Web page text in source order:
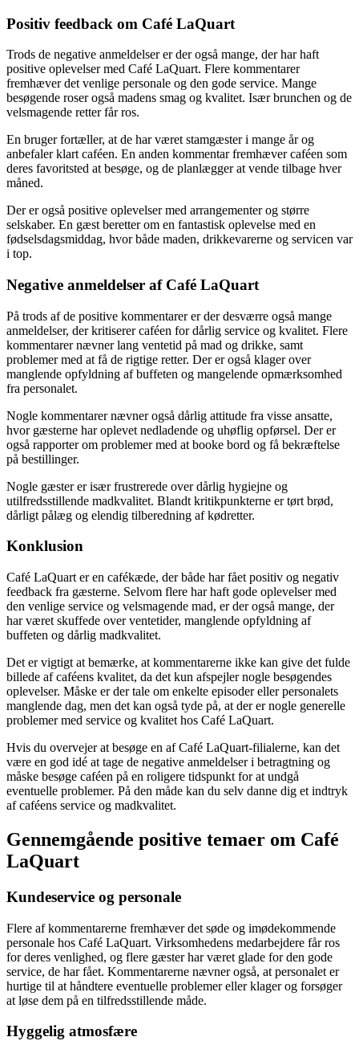
Positiv feedback om Café LaQuart
Trods de negative anmeldelser er der også mange, der har haft
positive oplevelser med Café LaQuart. Flere kommentarer
fremhæver det venlige personale og den gode service. Mange
besøgende roser også madens smag og kvalitet. Især brunchen og de
velsmagende retter får ros.
En bruger fortæller, at de har været stamgæster i mange år og
anbefaler klart caféen. En anden kommentar fremhæver caféen som
deres favoritsted at besøge, og de planlægger at vende tilbage hver
måned.
Der er også positive oplevelser med arrangementer og større
selskaber. En gæst beretter om en fantastisk oplevelse med en
fødselsdagsmiddag, hvor både maden, drikkevarerne og servicen var
i top.
Negative anmeldelser af Café LaQuart
På trods af de positive kommentarer er der desværre også mange
anmeldelser, der kritiserer caféen for dårlig service og kvalitet. Flere
kommentarer nævner lang ventetid på mad og drikke, samt
problemer med at få de rigtige retter. Der er også klager over
manglende opfyldning af buffeten og mangelende opmærksomhed
fra personalet.
Nogle kommentarer nævner også dårlig attitude fra visse ansatte,
hvor gæsterne har oplevet nedladende og uhøflig opførsel. Der er
også rapporter om problemer med at booke bord og få bekræftelse
på bestillinger.
Nogle gæster er især frustrerede over dårlig hygiejne og
utilfredsstillende madkvalitet. Blandt kritikpunkterne er tørt brød,
dårligt pålæg og elendig tilberedning af kødretter.
Konklusion
Café LaQuart er en cafékæde, der både har fået positiv og negativ
feedback fra gæsterne. Selvom flere har haft gode oplevelser med
den venlige service og velsmagende mad, er der også mange, der
har været skuffede over ventetider, manglende opfyldning af
buffeten og dårlig madkvalitet.
Det er vigtigt at bemærke, at kommentarerne ikke kan give det fulde
billede af caféens kvalitet, da det kun afspejler nogle besøgendes
oplevelser. Måske er der tale om enkelte episoder eller personalets
manglende dag, men det kan også tyde på, at der er nogle generelle
problemer med service og kvalitet hos Café LaQuart.
Hvis du overvejer at besøge en af Café LaQuart-filialerne, kan det
være en god idé at tage de negative anmeldelser i betragtning og
måske besøge caféen på en roligere tidspunkt for at undgå
eventuelle problemer. På den måde kan du selv danne dig et indtryk
af caféens service og madkvalitet.
Gennemgående positive temaer om Café
LaQuart
Kundeservice og personale
Flere af kommentarerne fremhæver det søde og imødekommende
personale hos Café LaQuart. Virksomhedens medarbejdere får ros
for deres venlighed, og flere gæster har været glade for den gode
service, de har fået. Kommentarerne nævner også, at personalet er
hurtige til at håndtere eventuelle problemer eller klager og forsøger
at løse dem på en tilfredsstillende måde.
Hyggelig atmosfære